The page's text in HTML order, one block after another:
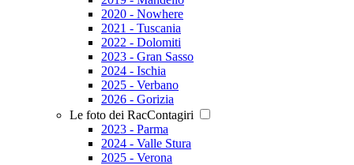
2020 - Nowhere
2021 - Tuscania
2022 - Dolomiti
2023 - Gran Sasso
2024 - Ischia
2025 - Verbano
2026 - Gorizia
Le foto dei RacContagiri
2023 - Parma
2024 - Valle Stura
2025 - Verona